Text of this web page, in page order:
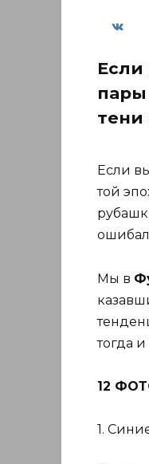
Если
тени
Если
той
Мы в
тогда
12
1.